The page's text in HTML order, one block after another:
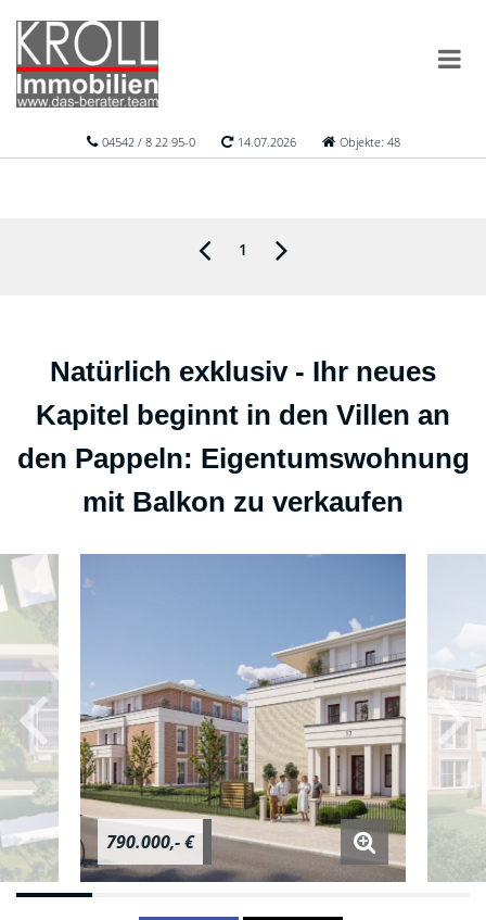
04542 / 8 22 95-0 14.07.2026 Objekte: 48
1
Natürlich exklusiv - Ihr neues
Kapitel beginnt in den Villen an
den Pappeln: Eigentumswohnung
mit Balkon zu verkaufen
790.000,- €